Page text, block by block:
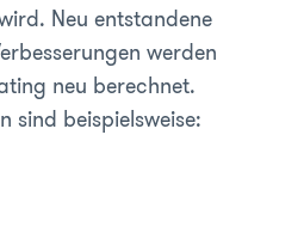
Neu entstandene
werden
neu berechnet.
sind beispielsweise: